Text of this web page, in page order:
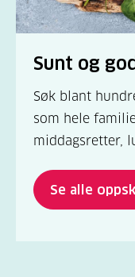
Sunt og
Søk blant
som hele
middagsretter,
Se alle